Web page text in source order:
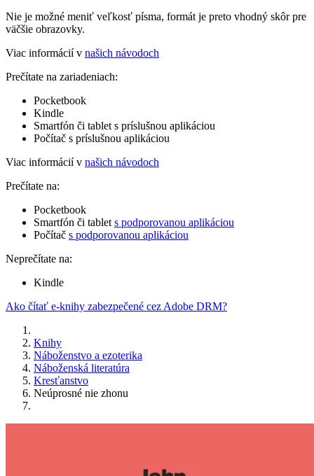
Nie je možné meniť veľkosť písma, formát je preto vhodný skôr pre
väčšie obrazovky.
Viac informácií v našich návodoch
Prečítate na zariadeniach:
Pocketbook
Kindle
Smartfón či tablet s príslušnou aplikáciou
Počítač s príslušnou aplikáciou
Viac informácií v našich návodoch
Prečítate na:
Pocketbook
Smartfón či tablet s podporovanou aplikáciou
Počítač s podporovanou aplikáciou
Neprečítate na:
Kindle
Ako čítať e-knihy zabezpečené cez Adobe DRM?
Knihy
Náboženstvo a ezoterika
Náboženská literatúra
Kresťanstvo
Neúprosné nie zhonu